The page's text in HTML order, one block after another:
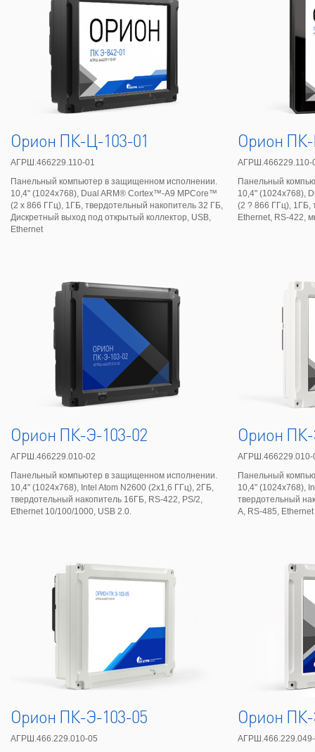
Орион ПК-Ц-103-01
АГРШ.466229.110-01
Панельный компьютер в защищенном исполнении.
10,4" (1024х768), Dual ARM® Cortex™-A9 MPCore™
(2 х 866 ГГц), 1ГБ, твердотельный накопитель 32 ГБ,
Дискретный выход под открытый коллектор, USB,
Ethernet
Орион
АГРШ.466229.110-
Панельный
10,4" (1024х768),
(2 ? 866 ГГц), 1ГБ,
Ethernet, RS-422,
Орион ПК-Э-103-02
АГРШ.466229.010-02
Панельный компьютер в защищенном исполнении.
10,4" (1024х768), Intel Atom N2600 (2х1,6 ГГц), 2ГБ,
твердотельный накопитель 16ГБ, RS-422, PS/2,
Ethernet 10/100/1000, USB 2.0.
Орион
АГРШ.466229.010-
Панельный
10,4" (1024х768),
твердотельный
А, RS-485,
Орион ПК-Э-103-05
АГРШ.466.229.010-05
Орион